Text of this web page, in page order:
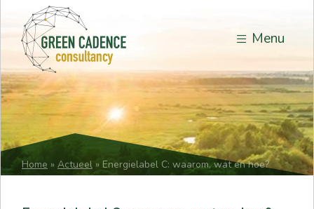
Menu
Home » Actueel » Energielabel C: waarom, wat en hoe?